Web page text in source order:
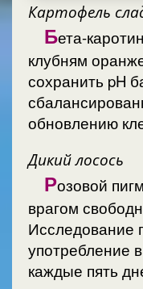
Бета-
клубням
сохранить pH
обновлению
Дикий лосось
Розовой
врагом
Исследование
употребление
каждые пять